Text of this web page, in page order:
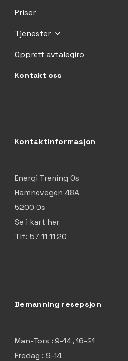
Priser
Tjenester
Opprett avtalegiro
Kontakt oss
Kontaktinformasjon
Energi Trening Os
Hamnevegen 48A
5200 Os
Se i kart her
Tlf: 57 11 11 20
Bemanning resepsjon
Man-Tors : 9-14 , 16-21
Fredag : 9-14